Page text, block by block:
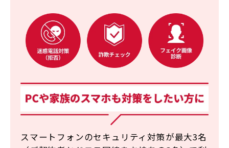
スマートフォンのセキュリティ対策が最大3名